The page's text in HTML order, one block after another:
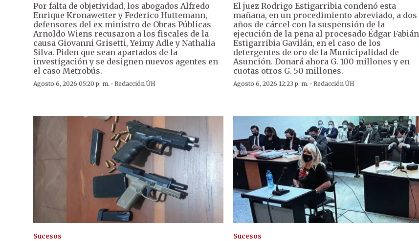
Por falta de objetividad, los abogados Alfredo
Enrique Kronawetter y Federico Huttemann,
defensores del ex ministro de Obras Públicas
Arnoldo Wiens recusaron a los fiscales de la
causa Giovanni Grisetti, Yeimy Adle y Nathalia
Silva. Piden que sean apartados de la
investigación y se designen nuevos agentes en
el caso Metrobús.
Agosto 6, 2026 05:20 p. m. · Redacción ÚH
El juez Rodrigo Estigarribia condenó esta
mañana, en un procedimiento abreviado, a dos
años de cárcel con la suspensión de la
ejecución de la pena al procesado Édgar Fabián
Estigarribia Gavilán, en el caso de los
detergentes de oro de la Municipalidad de
Asunción. Donará ahora G. 100 millones y en
cuotas otros G. 50 millones.
Agosto 6, 2026 12:23 p. m. ·Redacción ÚH
Sucesos Sucesos